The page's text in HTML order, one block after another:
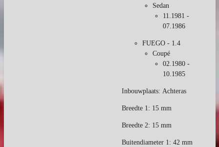
Sedan
11.1981 -
07.1986
FUEGO - 1.4
Coupé
02.1980 -
10.1985
Inbouwplaats: Achteras
Breedte 1: 15 mm
Breedte 2: 15 mm
Buitendiameter 1: 42 mm